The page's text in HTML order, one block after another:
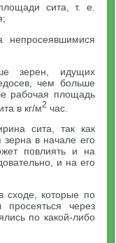
сита, т. е.
непросеявшимися
зерен, идущих
чем больше
рабочая площадь
в кг/м2 час.
сита, так как
в начале его
повлиять и на
и на его
сходе, которые по
через
по какой-либо